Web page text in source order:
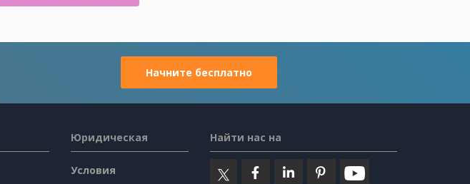
Начните бесплатно
Юридическая
Условия
Найти нас на